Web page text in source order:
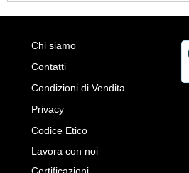
Chi siamo
Contatti
Condizioni di Vendita
Privacy
Codice Etico
Lavora con noi